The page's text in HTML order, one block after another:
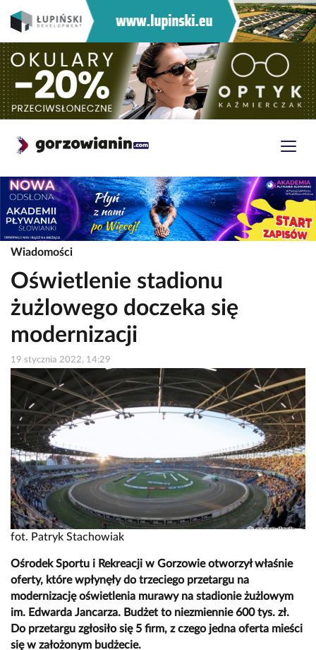
Wiadomości
Oświetlenie stadionu
żużlowego doczeka się
modernizacji
19 stycznia 2022, 14:29
fot. Patryk Stachowiak
Ośrodek Sportu i Rekreacji w Gorzowie otworzył właśnie
oferty, które wpłynęły do trzeciego przetargu na
modernizację oświetlenia murawy na stadionie żużlowym
im. Edwarda Jancarza. Budżet to niezmiennie 600 tys. zł.
Do przetargu zgłosiło się 5 firm, z czego jedna oferta mieści
się w założonym budżecie.